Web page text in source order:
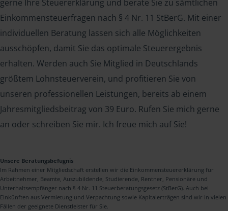
gerne Ihre Steuererklärung und berate Sie zu sämtlichen
Einkommensteuerfragen nach § 4 Nr. 11 StBerG. Mit einer
individuellen Beratung lassen sich alle Möglichkeiten
ausschöpfen, damit Sie das optimale Steuerergebnis
erhalten. Werden auch Sie Mitglied in Deutschlands
größtem Lohnsteuerverein, und profitieren Sie von
unseren professionellen Leistungen, bereits ab einem
Jahresmitgliedsbeitrag von 39 Euro. Rufen Sie mich gerne
an oder schreiben Sie mir. Ich freue mich auf Sie!
Unsere Beratungsbefugnis
Im Rahmen einer Mitgliedschaft erstellen wir die Einkommensteuererklärung für
Arbeitnehmer, Beamte, Auszubildende, Studierende, Rentner, Pensionäre und
Unterhaltsempfänger nach § 4 Nr. 11 Steuerberatungsgesetz (StBerG). Auch bei
Einkünften aus Vermietung und Verpachtung sowie Kapitalerträgen sind wir in vielen
Fällen der geeignete Dienstleister für Sie.